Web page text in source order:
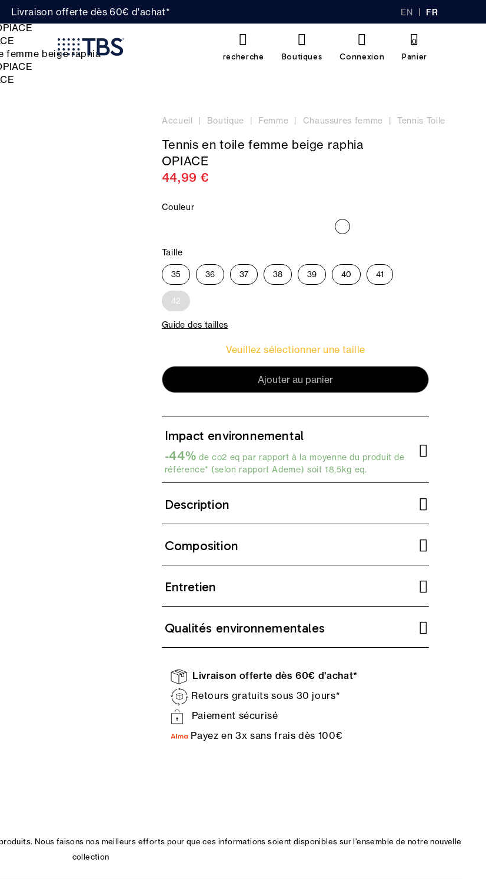
Livraison offerte dès 60€ d'achat* EN FR
recherche Boutiques Connexion Panier
0
Accueil Boutique Femme Chaussures femme Tennis Toile
Tennis en toile femme beige raphia
OPIACE
44,99 €
Couleur
Taille
35 36 37 38 39 40 41
42
Guide des tailles
Veuillez sélectionner une taille
Ajouter au panier
Impact environnemental
-44% de co2 eq par rapport à la moyenne du produit de
référence* (selon rapport Ademe) soit 18,5kg eq.
Description
Composition
Entretien
Qualités environnementales
Livraison offerte dès 60€ d'achat*
Retours gratuits sous 30 jours*
Paiement sécurisé
Payez en 3x sans frais dès 100€
Nous faisons nos meilleurs efforts pour que ces informations soient disponibles sur l'ensemble de notre nouvelle
collection